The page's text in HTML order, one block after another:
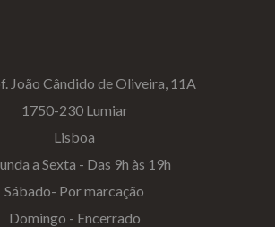
João Cândido de Oliveira, 11A
1750-230 Lumiar
Lisboa
a Sexta - Das 9h às 19h
Sábado- Por marcação
Domingo - Encerrado